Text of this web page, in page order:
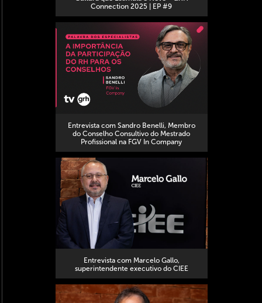
Connection 2025 | EP #9
Entrevista com Sandro Benelli, Membro
do Conselho Consultivo do Mestrado
Profissional na FGV In Company
Entrevista com Marcelo Gallo,
superintendente executivo do CIEE